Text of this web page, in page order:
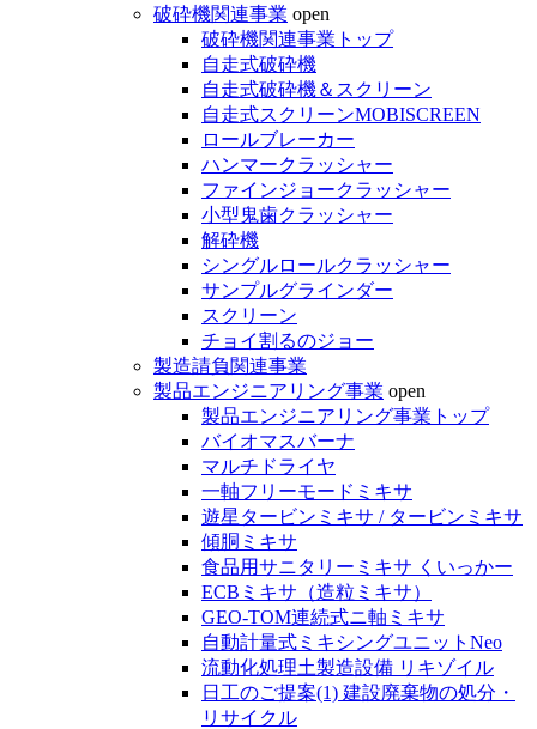
破砕機関連事業 open
破砕機関連事業トップ
自走式破砕機
自走式破砕機＆スクリーン
自走式スクリーンMOBISCREEN
ロールブレーカー
ハンマークラッシャー
ファインジョークラッシャー
小型鬼歯クラッシャー
解砕機
シングルロールクラッシャー
サンプルグラインダー
スクリーン
チョイ割るのジョー
製造請負関連事業
製品エンジニアリング事業 open
製品エンジニアリング事業トップ
バイオマスバーナ
マルチドライヤ
一軸フリーモードミキサ
遊星タービンミキサ / タービンミキサ
傾胴ミキサ
食品用サニタリーミキサ くいっかー
ECBミキサ（造粒ミキサ）
GEO-TOM連続式ニ軸ミキサ
自動計量式ミキシングユニットNeo
流動化処理土製造設備 リキゾイル
日工のご提案(1) 建設廃棄物の処分・
リサイクル